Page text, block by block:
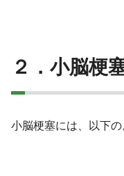
２．小脳梗
小脳梗塞には、以下の